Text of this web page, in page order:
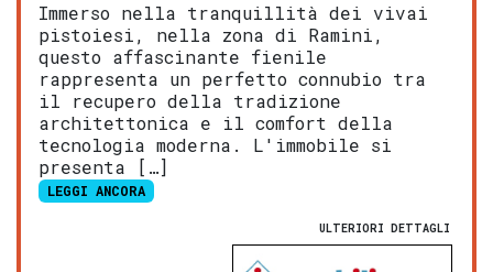
Immerso nella tranquillità dei vivai
pistoiesi, nella zona di Ramini,
questo affascinante fienile
rappresenta un perfetto connubio tra
il recupero della tradizione
architettonica e il comfort della
tecnologia moderna. L'immobile si
presenta […]
LEGGI ANCORA
ULTERIORI DETTAGLI